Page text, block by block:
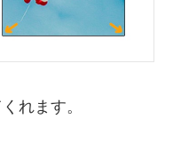
れます。